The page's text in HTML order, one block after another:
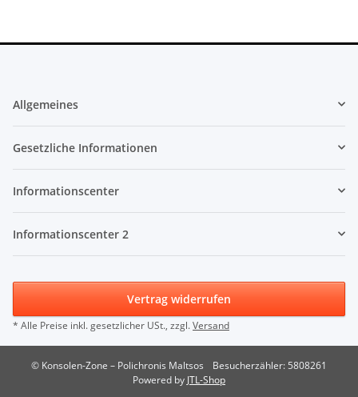
Allgemeines
Gesetzliche Informationen
Informationscenter
Informationscenter 2
Vertrag widerrufen
* Alle Preise inkl. gesetzlicher USt., zzgl.Versand
© Konsolen-Zone – Polichronis Maltsos
Besucherzähler: 5808261
Powered by JTL-Shop